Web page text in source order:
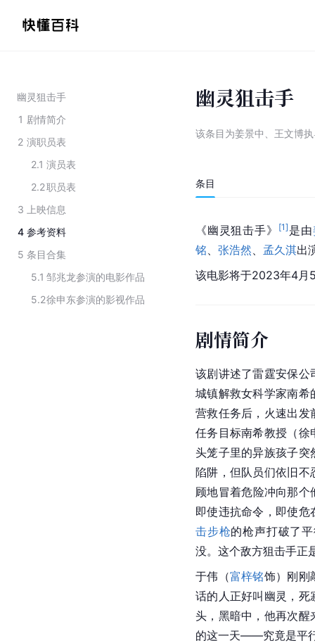
幽灵狙击手
1 剧情简介
2 演职员表
2.1 演员表
2.2职员表
3
上映信息
4 参考资料
5 条目合集
5.1 邹兆龙参演的电影作品
5.2徐申东参演的影视作品
幽灵狙击手
该条目为姜景中、王文博
条目
《幽灵狙击手》 [1] 是由
铭
张浩然 孟久淇出
该电影将于2023年4月
剧情简介
该剧讲述了雷霆安保公
城镇解救女科学家南希
营救任务后，火速出发
任务目标南希教授（徐
头笼子里的异族孩子突
陷阱，但队员们依旧不
顾地冒着危险冲向那
即使违抗命令，即使
击步枪的枪声打破了
没。这个敌方狙击手正
于伟（富梓铭饰）刚刚
话的人正好叫幽灵，死
头，黑暗中，他再次
的这一天——究竟是平